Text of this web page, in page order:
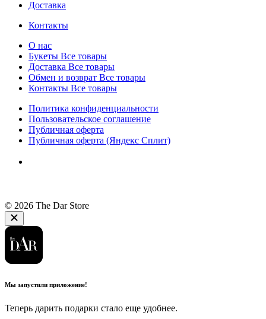
Доставка
Контакты
О нас
Букеты Все товары
Доставка Все товары
Обмен и возврат Все товары
Контакты Все товары
Политика конфиденциальности
Пользовательское соглашение
Публичная оферта
Публичная оферта (Яндекс Сплит)
© 2026 The Dar Store
Мы запустили приложение!
Теперь дарить подарки стало еще удобнее.